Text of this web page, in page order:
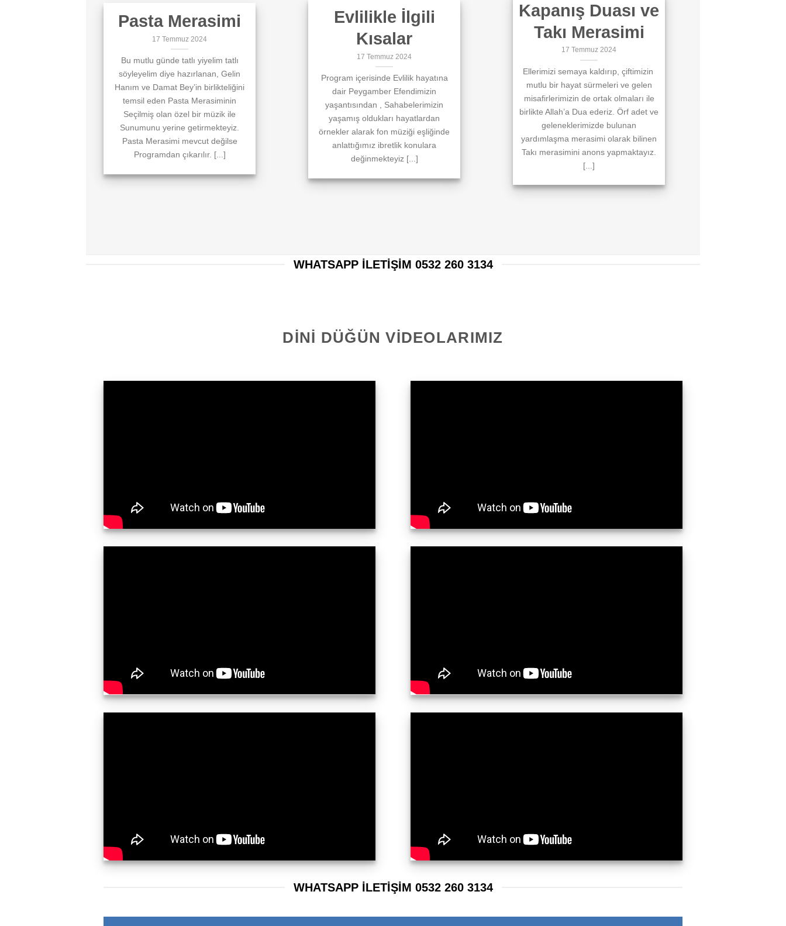
Pasta Merasimi
17 Temmuz 2024
Bu mutlu günde tatlı yiyelim tatlı
söyleyelim diye hazırlanan, Gelin
Hanım ve Damat Bey’in birlikteliğini
temsil eden Pasta Merasiminin
Seçilmiş olan özel bir müzik ile
Sunumunu yerine getirmekteyiz.
Pasta Merasimi mevcut değilse
Programdan çıkarılır. [...]
Evlilikle İlgili
Kısalar
17 Temmuz 2024
Program içerisinde Evlilik hayatına
dair Peygamber Efendimizin
yaşantısından , Sahabelerimizin
yaşamış oldukları hayatlardan
örnekler alarak fon müziği eşliğinde
anlattığımız ibretlik konulara
değinmekteyiz [...]
Kapanış Duası ve
Takı Merasimi
17 Temmuz 2024
Ellerimizi semaya kaldırıp, çiftimizin
mutlu bir hayat sürmeleri ve gelen
misafirlerimizin de ortak olmaları ile
birlikte Allah’a Dua ederiz. Örf adet ve
geleneklerimizde bulunan
yardımlaşma merasimi olarak bilinen
Takı merasimini anons yapmaktayız.
[...]
WHATSAPP ILETIŞIM 0532 260 3134
DINI DÜĞÜN VIDEOLARIMIZ
WHATSAPP ILETIŞIM 0532 260 3134